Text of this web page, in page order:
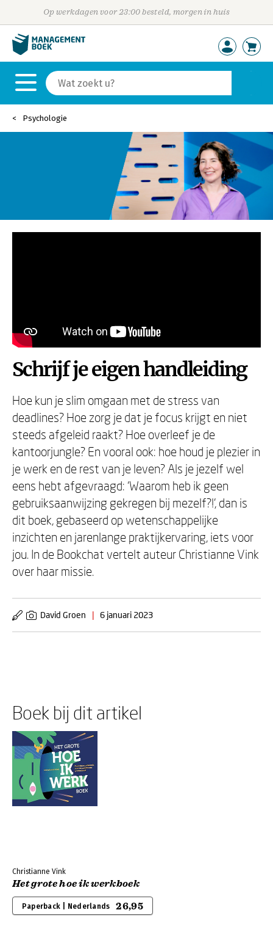
Op werkdagen voor 23:00 besteld, morgen in huis
Psychologie
Schrijf je eigen handleiding
Hoe kun je slim omgaan met de stress van
deadlines? Hoe zorg je dat je focus krijgt en niet
steeds afgeleid raakt? Hoe overleef je de
kantoorjungle? En vooral ook: hoe houd je plezier in
je werk en de rest van je leven? Als je jezelf wel
eens hebt afgevraagd: ‘Waarom heb ik geen
gebruiksaanwijzing gekregen bij mezelf?!’, dan is
dit boek, gebaseerd op wetenschappelijke
inzichten en jarenlange praktijkervaring, iets voor
jou. In de Bookchat vertelt auteur Christianne Vink
over haar missie.
David Groen | 6 januari 2023
Boek bij dit artikel
Christianne Vink
Het grote hoe ik werkboek
Paperback | Nederlands 26,95